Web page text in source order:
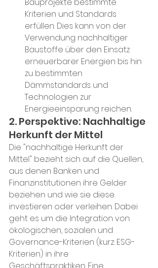
Kriterien und Standards
erfüllen. Dies kann von der
Verwendung nachhaltiger
Baustoffe über den Einsatz
erneuerbarer Energien bis hin
zu bestimmten
Dämmstandards und
Technologien zur
Energieeinsparung reichen.
2. Perspektive: Nachhaltige
Herkunft der Mittel
Die "nachhaltige Herkunft der
Mittel" bezieht sich auf die Quellen,
aus denen Banken und
Finanzinstitutionen ihre Gelder
beziehen und wie sie diese
investieren oder verleihen. Dabei
geht es um die Integration von
ökologischen, sozialen und
Governance-Kriterien (kurz: ESG-
Kriterien) in ihre